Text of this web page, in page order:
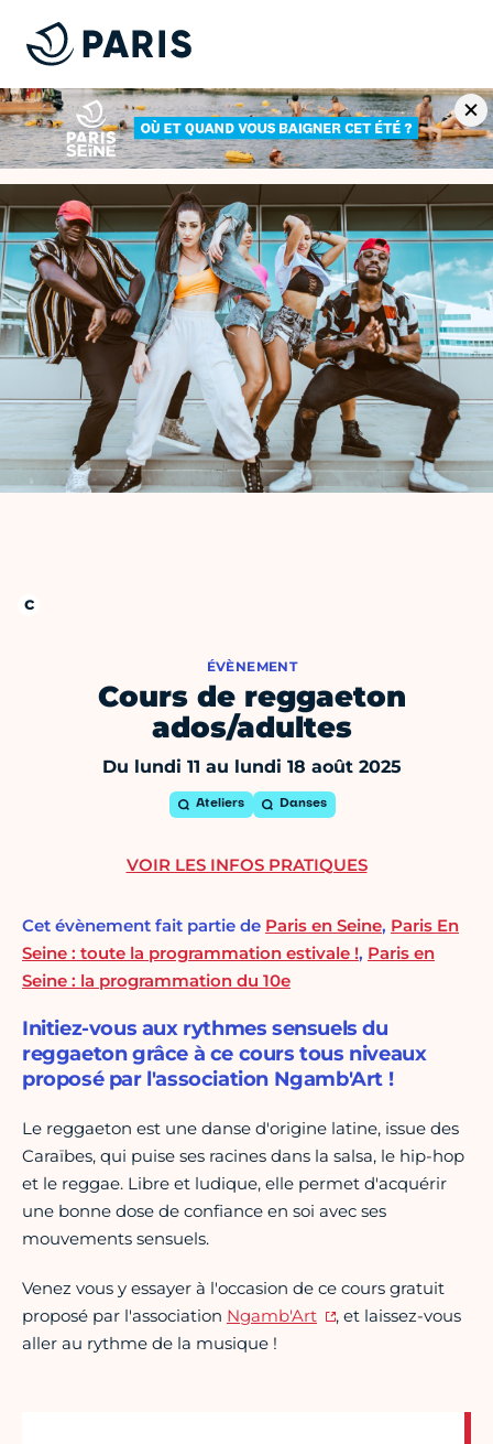
ÉVÈNEMENT
Cours de reggaeton
ados/adultes
Du lundi 11 au lundi 18 août 2025
Ateliers Danses
Cet évènement fait partie de Paris en Seine, Paris En
Seine : toute la programmation estivale !, Paris en
Seine : la programmation du 10e
Initiez-vous aux rythmes sensuels du
reggaeton grâce à ce cours tous niveaux
proposé par l'association Ngamb'Art !
Le reggaeton est une danse d'origine latine, issue des
Caraïbes, qui puise ses racines dans la salsa, le hip-hop
et le reggae. Libre et ludique, elle permet d'acquérir
une bonne dose de confiance en soi avec ses
mouvements sensuels.
Venez vous y essayer à l'occasion de ce cours gratuit
proposé par l'association Ngamb'Art
, et laissez-vous
aller au rythme de la musique !
VOIR LES INFOS PRATIQUES